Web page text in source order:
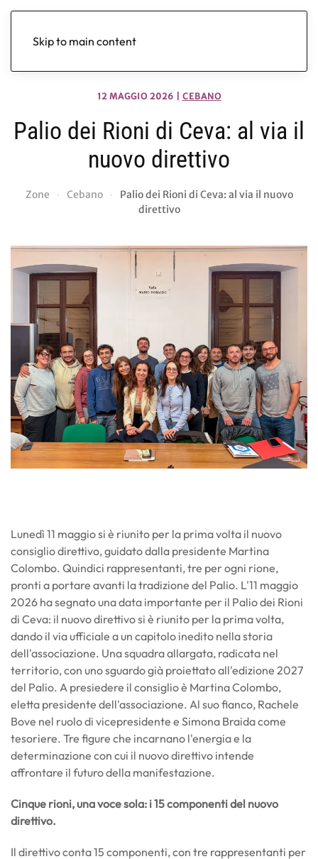
Skip to main content
12 MAGGIO 2026 CEBANO
Palio dei Rioni di Ceva: al via il
nuovo direttivo
Zone Cebano
Palio dei Rioni di Ceva: al via il nuovo
direttivo
Lunedì 11 maggio si è riunito per la prima volta il nuovo
consiglio direttivo, guidato dalla presidente Martina
Colombo. Quindici rappresentanti, tre per ogni rione,
pronti a portare avanti la tradizione del Palio. L'11 maggio
2026 ha segnato una data importante per il Palio dei Rioni
di Ceva: il nuovo direttivo si è riunito per la prima volta,
dando il via ufficiale a un capitolo inedito nella storia
dell'associazione. Una squadra allargata, radicata nel
territorio, con uno sguardo già proiettato all'edizione 2027
del Palio. A presiedere il consiglio è Martina Colombo,
eletta presidente dell'associazione. Al suo fianco, Rachele
Bove nel ruolo di vicepresidente e Simona Braida come
tesoriere. Tre figure che incarnano l'energia e la
determinazione con cui il nuovo direttivo intende
affrontare il futuro della manifestazione.
Cinque rioni, una voce sola: i 15 componenti del nuovo
direttivo.
Il direttivo conta 15 componenti, con tre rappresentanti per